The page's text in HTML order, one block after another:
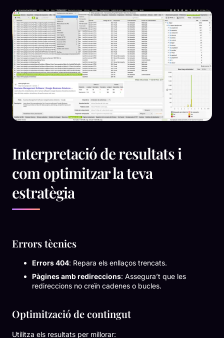
Interpretació de resultats i
com optimitzar la teva
estratègia
Errors tècnics
Errors 404: Repara els enllaços trencats.
Pàgines amb redireccions: Assegura’t que les
redireccions no creïn cadenes o bucles.
Optimització de contingut
Utilitza els resultats per millorar: